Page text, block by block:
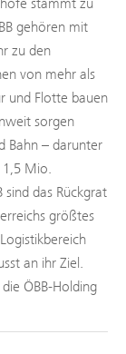
gehören mit
zu den
von mehr als
und Flotte bauen
sorgen
Bahn – darunter
1,5 Mio.
sind das Rückgrat
größtes
an ihr Ziel.
ÖBB-Holding